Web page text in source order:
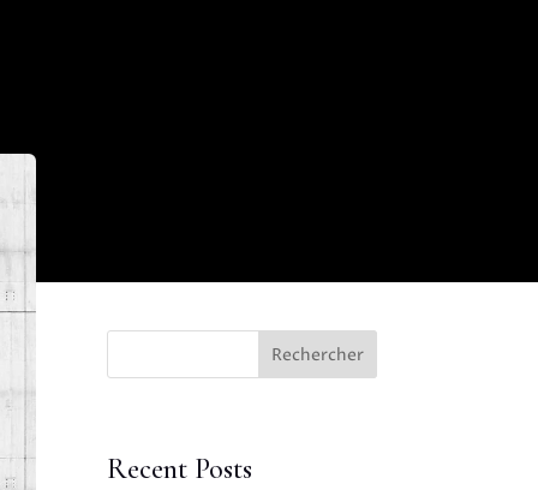
Rechercher
Recent Posts